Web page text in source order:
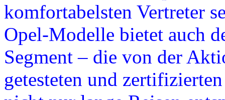
komfortabelsten Vertreter
Opel-Modelle bietet auch
Segment – die von der
getesteten und